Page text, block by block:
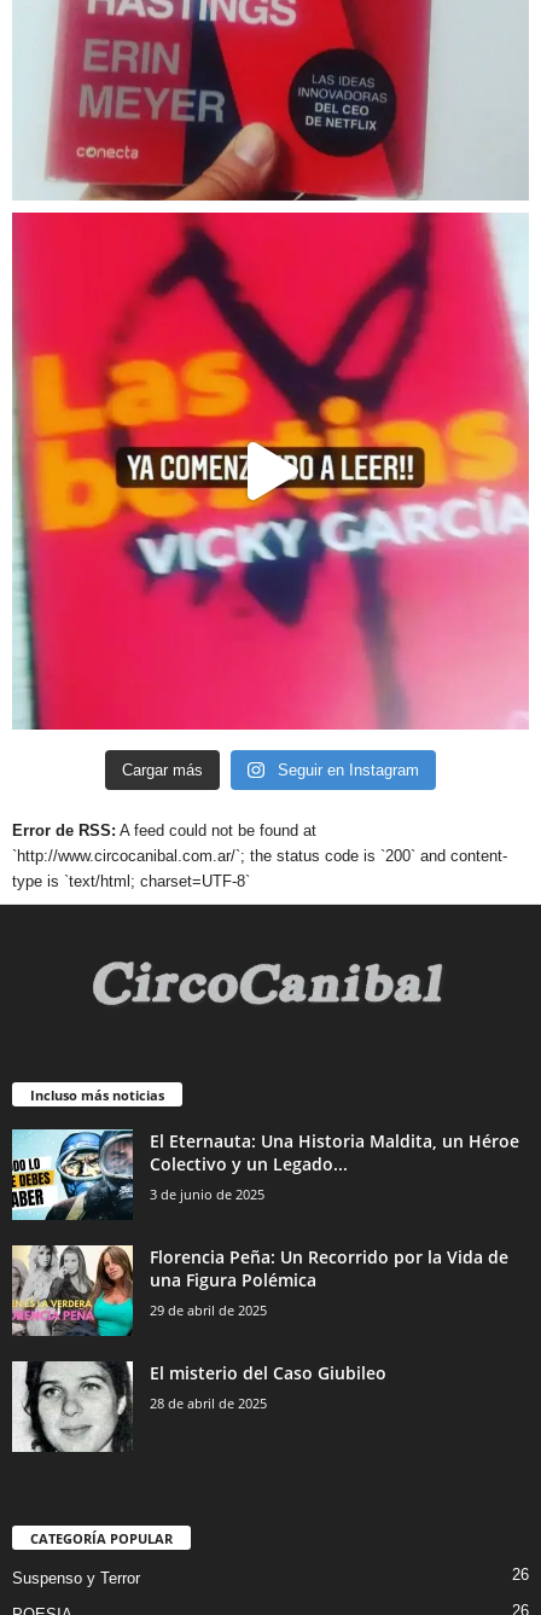
Cargar más Seguir en Instagram
Error de RSS: A feed could not be found at
`http://www.circocanibal.com.ar/`; the status code is `200` and content-
type is `text/html; charset=UTF-8`
Incluso más noticias
El Eternauta: Una Historia Maldita, un Héroe
Colectivo y un Legado...
3 de junio de 2025
Florencia Peña: Un Recorrido por la Vida de
una Figura Polémica
29 de abril de 2025
El misterio del Caso Giubileo
28 de abril de 2025
CATEGORÍA POPULAR
Suspenso y Terror 26
26